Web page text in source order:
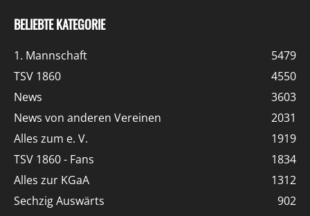
BELIEBTE KATEGORIE
1. Mannschaft
5479
TSV 1860
4550
News
3603
News von anderen Vereinen
2031
Alles zum e. V.
1919
TSV 1860 - Fans
1834
Alles zur KGaA
1312
Sechzig Auswärts
902